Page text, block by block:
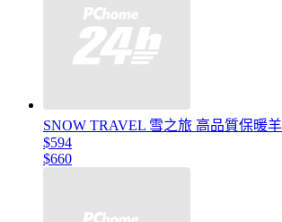
SNOW TRAVEL 雪之旅 高品質保暖
$594
$660